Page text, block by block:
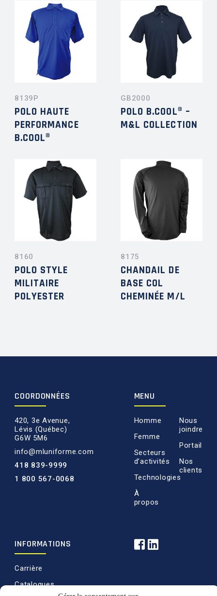
8139P
POLO HAUTE
PERFORMANCE
B.COOL®
GB2000
POLO B.COOL® –
M&L COLLECTION
8160
POLO STYLE
MILITAIRE
POLYESTER
8175
CHANDAIL DE
BASE COL
CHEMINÉE M/L
COORDONNÉES
420, 3e Avenue,
Lévis (Québec)
G6W 5M6
info@mluniforme.com
418 839-9999
1 800 567-0068
MENU
Homme
Femme
Secteurs
d’activités
Technologies
À
propos
Nous
joindre
Portail
Nos
clients
INFORMATIONS
Carrière
Catalogues